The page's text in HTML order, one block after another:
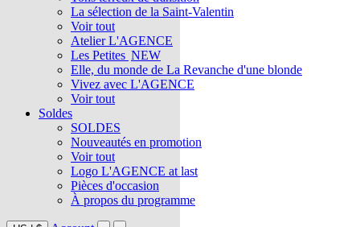
La sélection de la Saint-Valentin
Voir tout
Atelier L'AGENCE
Les Petites NEW
Elle, du monde de La Revanche d'une blonde
Vivez avec L'AGENCE
Voir tout
Soldes
SOLDES
Nouveautés en promotion
Voir tout
Logo L'AGENCE at last
Pièces d'occasion
À propos du programme